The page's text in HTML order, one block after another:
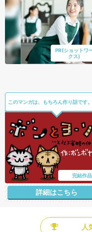
PR(ショットワ
クス)
このマンガは、もちろん作り話です。
完結作品
詳細はこちら
人